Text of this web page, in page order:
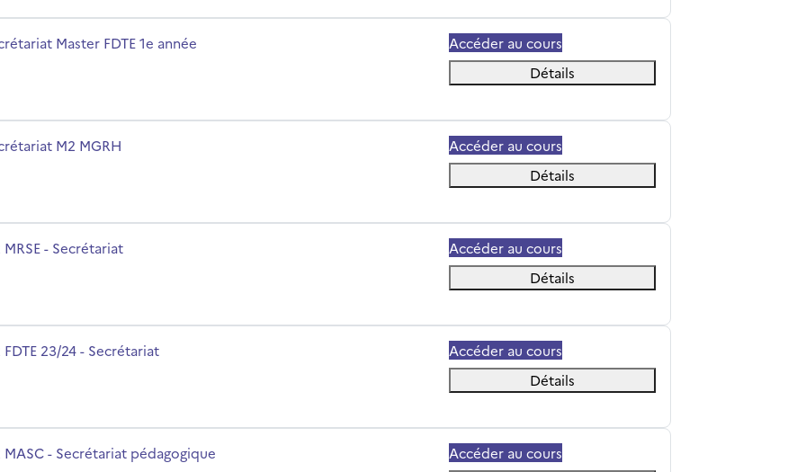
du coursMaster FDTE 1e année
Accéder au cours
Détails
du coursM2 MGRH
Accéder au cours
Détails
du cours
MRSE - Secrétariat
Accéder au cours
Détails
du cours
FDTE 23/24 - Secrétariat
Accéder au cours
Détails
du cours
MASC - Secrétariat pédagogique
Accéder au cours